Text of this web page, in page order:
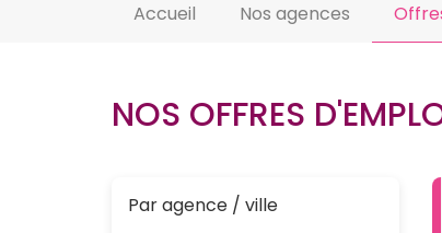
Accueil Nos agences
NOS OFFRES
Par agence / ville